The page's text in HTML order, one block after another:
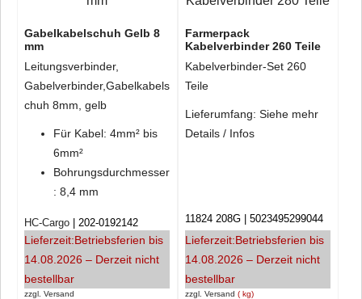
Gabelkabelschuh Gelb 8
mm
Leitungsverbinder,
Gabelverbinder,Gabelkabels
chuh 8mm, gelb
Für Kabel: 4mm² bis
6mm²
Bohrungsdurchmesser
: 8,4 mm
zzgl. Versand
HC-Cargo 202-0192142
Lieferzeit:Betriebsferien bis
14.08.2026 – Derzeit nicht
bestellbar
Farmerpack
Kabelverbinder 260 Teile
Kabelverbinder-Set 260
Teile
Lieferumfang: Siehe mehr
Details / Infos
zzgl. Versand kg
11824 208G 5023495299044
Lieferzeit:Betriebsferien bis
14.08.2026 – Derzeit nicht
bestellbar